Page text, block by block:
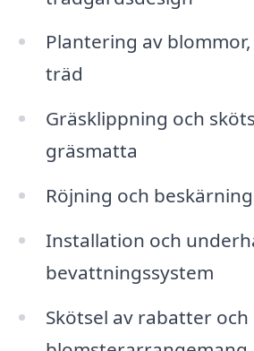
Plantering av
träd
Gräsklippning och
gräsmatta
Röjning och
Installation och
bevattningssystem
Skötsel av rabatter och